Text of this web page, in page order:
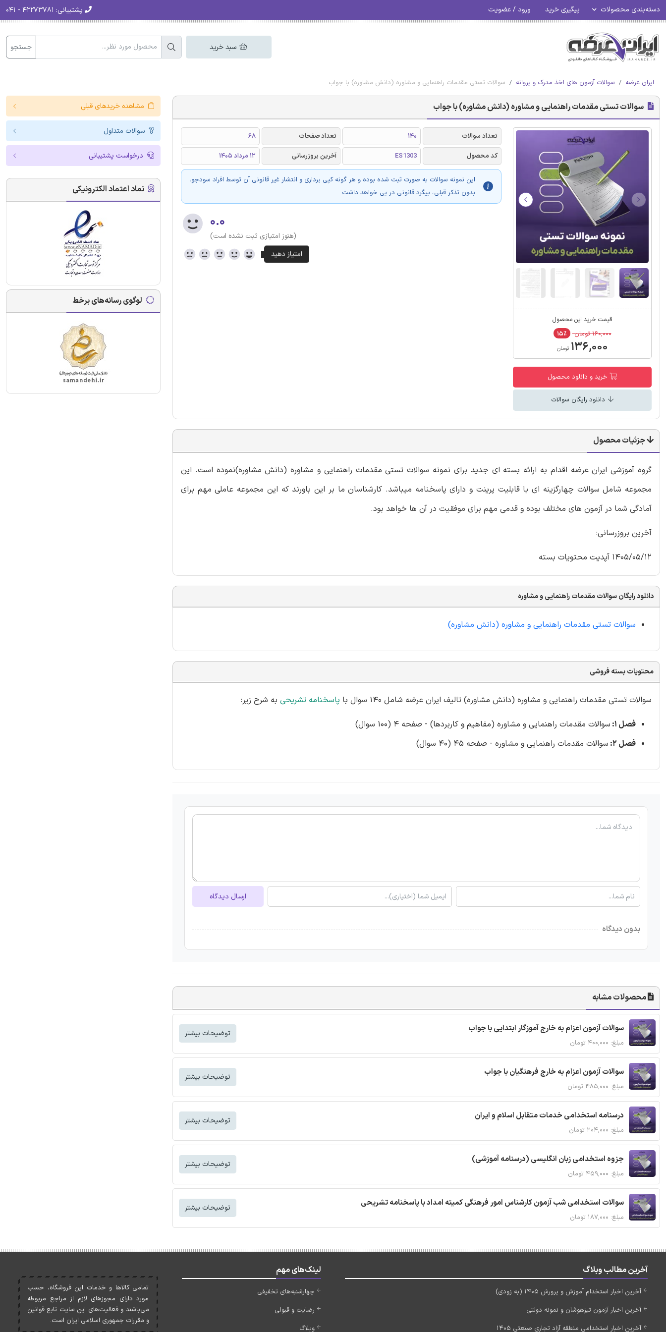
دسته‌بندی محصولات پیگیری خرید ورود / عضویت پشتیبانی:
سبد خرید جستجو
ایران عرضه سوالات آزمون های اخذ مدرک و پروانه سوالات تستی مقدمات راهنمایی و مشاوره (دانش مشاوره) با جواب
سوالات تستی مقدمات راهنمایی و مشاوره (دانش مشاوره) با جواب
قیمت خرید این محصول
۱۶۰,۰۰۰ تومان ۱۵٪
۱۳۶,۰۰۰ تومان
خرید و دانلود محصول
دانلود رایگان سوالات
تعداد سوالات 140 تعداد صفحات
68
کد محصول
ES1303 آخرین بروزرسانی 12 مرداد 1405
این نمونه سوالات به صورت ثبت شده بوده و هر گونه کپی برداری و انتشار غیر قانونی آن توسط افراد سودجو،
بدون تذکر قبلی، پیگرد قانونی در پی خواهد داشت.
۰.۰
(هنوز امتیازی ثبت نشده است)
جزئیات محصول
گروه آموزشی ایران عرضه اقدام به ارائه بسته ای جدید برای نمونه سوالات تستی مقدمات راهنمایی و مشاوره (دانش مشاوره)نموده است. این
مجموعه شامل سوالات چهارگزینه ای با قابلیت پرینت و دارای پاسخنامه میباشد. کارشناسان ما بر این باورند که این مجموعه عاملی مهم برای
آمادگی شما در آزمون های مختلف بوده و قدمی مهم برای موفقیت در آن ها خواهد بود.
آخرین بروزرسانی:
1405/05/12 آپدیت محتویات بسته
دانلود رایگان سوالات مقدمات راهنمایی و مشاوره
سوالات تستی مقدمات راهنمایی و مشاوره (دانش مشاوره)
محتویات بسته فروشی
سوالات تستی مقدمات راهنمایی و مشاوره (دانش مشاوره) تالیف ایران عرضه شامل 140 سوال با پاسخنامه تشریحی به شرح زیر:
فصل 1:
سوالات مقدمات راهنمایی و مشاوره (مفاهیم و کاربردها) - صفحه 4 (100 سوال)
فصل 2:
سوالات مقدمات راهنمایی و مشاوره - صفحه 45 (40 سوال)
ارسال دیدگاه
بدون دیدگاه
محصولات مشابه
سوالات آزمون اعزام به خارج آموزگار ابتدایی با جواب
مبلغ: ۴۰۰,۰۰۰ تومان
توضیحات بیشتر
سوالات آزمون اعزام به خارج فرهنگیان با جواب
مبلغ: ۴۸۵,۰۰۰ تومان
توضیحات بیشتر
درسنامه استخدامی خدمات متقابل اسلام و ایران
مبلغ: ۲۰۴,۰۰۰ تومان
توضیحات بیشتر
جزوه استخدامی زبان انگلیسی (درسنامه آموزشی)
مبلغ: ۴۵۹,۰۰۰ تومان
توضیحات بیشتر
سوالات استخدامی شب آزمون کارشناس امور فرهنگی کمیته امداد با پاسخنامه تشریحی
مبلغ: ۱۸۷,۰۰۰ تومان
توضیحات بیشتر
مشاهده خریدهای قبلی
سوالات متداول
درخواست پشتیبانی
نماد اعتماد الکترونیکی
لوگوی رسانه‌های برخط
آخرین مطالب وبلاگ
آخرین اخبار استخدام آموزش و پرورش 1405 (به زودی)
آخرین اخبار آزمون تیزهوشان و نمونه دولتی
آخرین اخبار استخدامی منطقه آزاد تجاری صنعتی 1405
لینک‌های مهم
چهارشنبه‌های تخفیفی
رضایت و قبولی
وبلاگ
تمامی کالاها و خدمات اين فروشگاه، حسب
مورد دارای مجوزهای لازم از مراجع مربوطه
می‌باشند و فعاليت‌های اين سايت تابع قوانين
و مقررات جمهوری اسلامی ايران است.